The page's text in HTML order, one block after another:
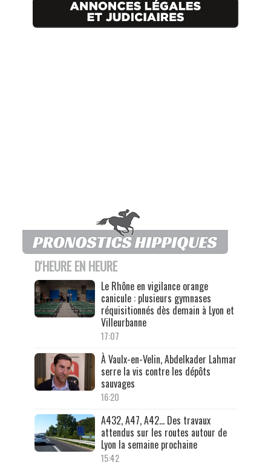
D'HEURE EN HEURE
Le Rhône en vigilance orange
canicule : plusieurs gymnases
réquisitionnés dès demain à Lyon et
Villeurbanne
17:07
À Vaulx-en-Velin, Abdelkader Lahmar
serre la vis contre les dépôts
sauvages
16:20
A432, A47, A42… Des travaux
attendus sur les routes autour de
Lyon la semaine prochaine
15:42